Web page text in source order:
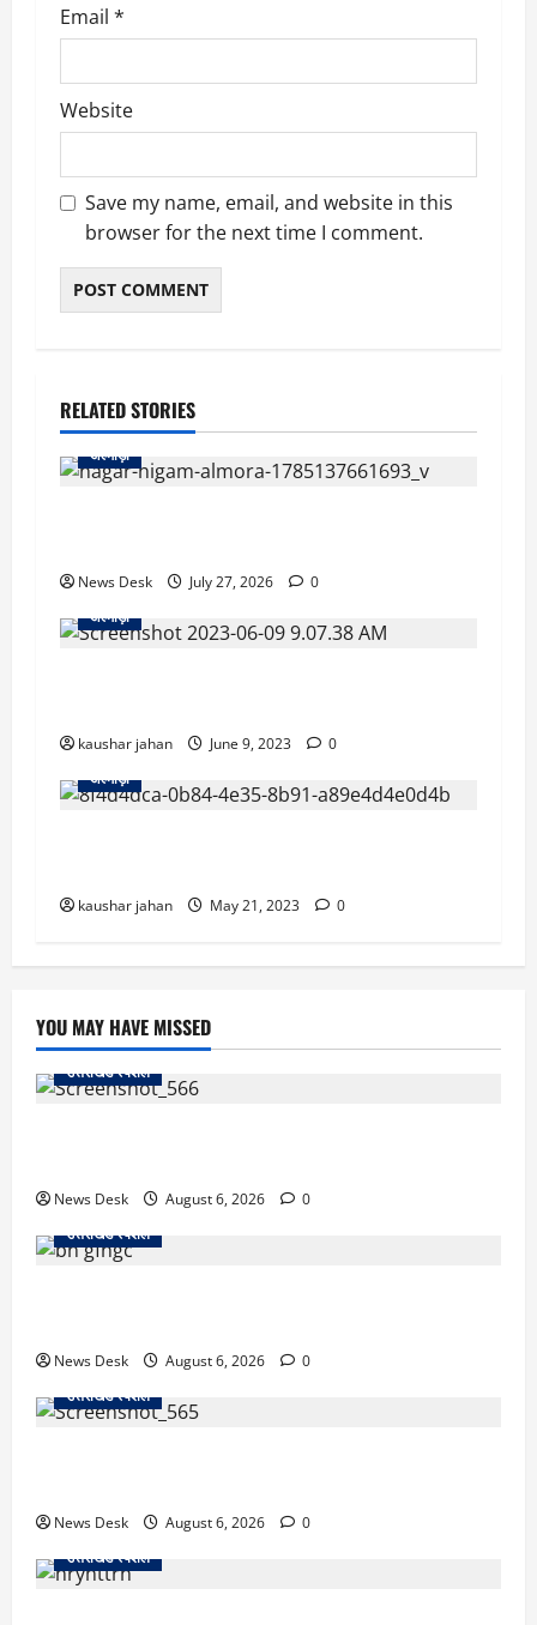
Email *
Website
Save my name, email, and website in this
browser for the next time I comment.
RELATED STORIES
अल्मोड़ा
News Desk July 27, 2026
0
अल्मोड़ा
kaushar jahan June 9, 2023
0
अल्मोड़ा
kaushar jahan May 21, 2023 0
YOU MAY HAVE MISSED
उत्तराखंड स्पेशल
News Desk August 6, 2026
0
उत्तराखंड स्पेशल
News Desk August 6, 2026
0
उत्तराखंड स्पेशल
News Desk August 6, 2026
0
उत्तराखंड स्पेशल